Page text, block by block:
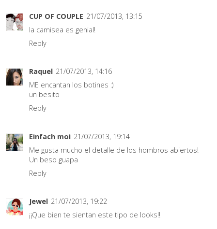
CUP OF COUPLE 21/07/2013, 13:15
la camisea es genial!
Reply
Raquel 21/07/2013, 14:16
ME encantan los botines :)
un besito
Reply
Einfach moi 21/07/2013, 19:14
Me gusta mucho el detalle de los hombros abiertos!
Un beso guapa
Reply
Jewel 21/07/2013, 19:22
¡¡Que bien te sientan este tipo de looks!!